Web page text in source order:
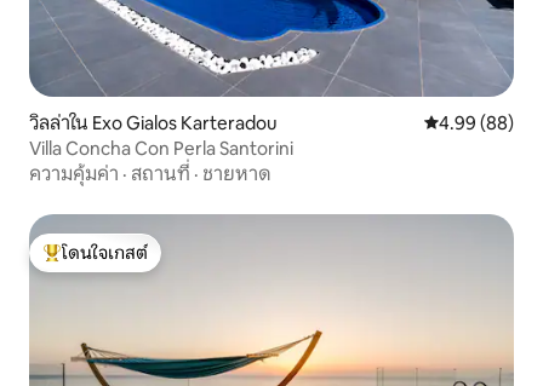
วิลล่าใน Exo Gialos Karteradou คะแนนเฉลี่ย
4.99 (88)
Villa Concha Con Perla Santorini
ความคุ้มค่า · สถานที่ · ชายหาด
โดนใจเกสต์ที่สุด
โดนใจเกสต์